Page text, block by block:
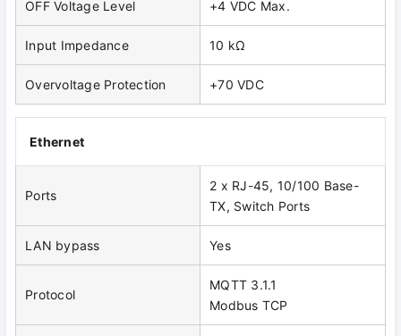
OFF Voltage Level +4 VDC Max.
Input Impedance 10 kΩ
Overvoltage Protection +70 VDC
Ethernet
Ports
2 x RJ-45, 10/100 Base-
TX, Switch Ports
LAN bypass Yes
Protocol
MQTT 3.1.1
Modbus TCP